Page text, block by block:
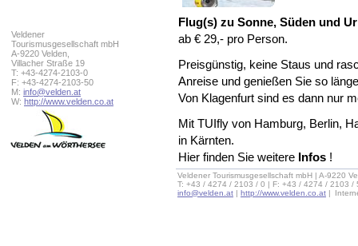
Veldener
Tourismusgesellschaft mbH
A-9220 Velden,
Villacher Straße 19
T: +43-4274-2103-0
F: +43-4274-2103-50
M: info@velden.at
W: http://www.velden.co.at
Flug(s) zu Sonne, Süden und
ab € 29,- pro Person.
Preisgünstig, keine Staus und
Anreise und genießen Sie so
Von Klagenfurt sind es dann nur
Mit TUIfly von Hamburg, Berlin,
in Kärnten.
Hier finden Sie weitere Infos !
Veldener Tourismusgesellschaft mbH | A-9220
T: +43 / 4274 / 2103 / 0 | F: +43 / 4274 / 2103 /
info@velden.at | http://www.velden.co.at |